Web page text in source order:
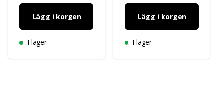
Lägg i korgen
I lager
Lägg i korgen
I lager